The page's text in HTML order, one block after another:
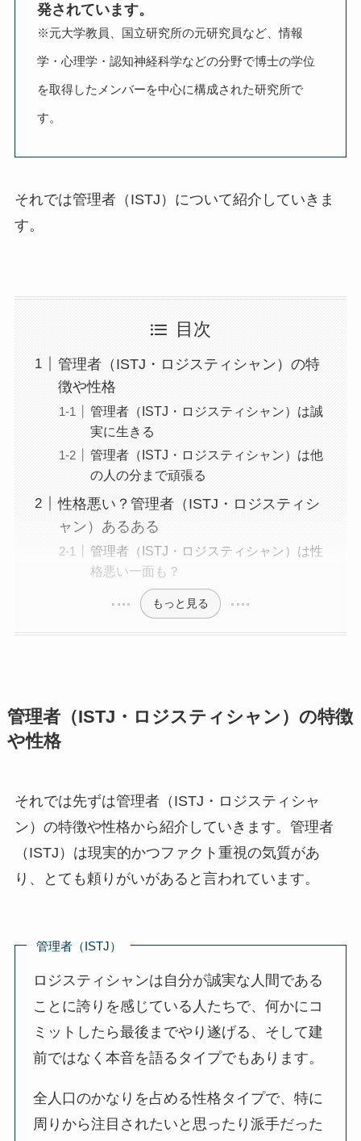
発されています。
※元大学教員、国立研究所の元研究員など、情報
学・心理学・認知神経科学などの分野で博士の学位
を取得したメンバーを中心に構成された研究所で
す。
それでは管理者（ISTJ）について紹介していきま
す。
目次
管理者（ISTJ・ロジスティシャン）の特
徴や性格
管理者（ISTJ・ロジスティシャン）は誠
実に生きる
管理者（ISTJ・ロジスティシャン）は他
の人の分まで頑張る
性格悪い？管理者（ISTJ・ロジスティシ
ャン）あるある
管理者（ISTJ・ロジスティシャン）は性
格悪い一面も？
もっと見る
管理者（ISTJ・ロジスティシャン）の特徴
や性格
それでは先ずは管理者（ISTJ・ロジスティシャ
ン）の特徴や性格から紹介していきます。管理者
（ISTJ）は現実的かつファクト重視の気質があ
り、とても頼りがいがあると言われています。
管理者（ISTJ）
ロジスティシャンは自分が誠実な人間である
ことに誇りを感じている人たちで、何かにコ
ミットしたら最後までやり遂げる、そして建
前ではなく本音を語るタイプでもあります。
全人口のかなりを占める性格タイプで、特に
周りから注目されたいと思ったり派手だった